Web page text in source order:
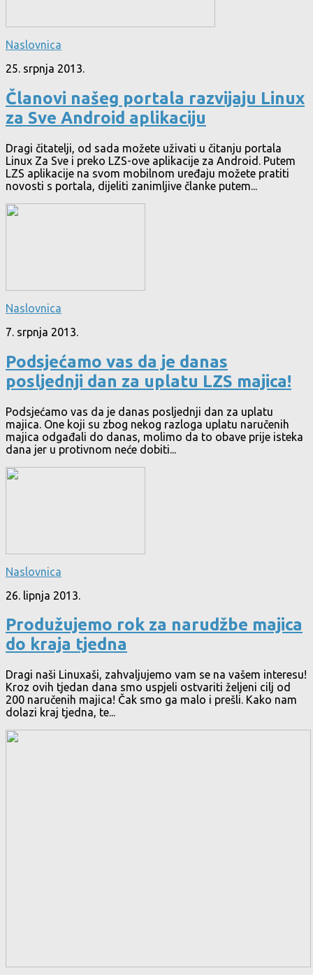
Naslovnica
25. srpnja 2013.
Članovi našeg portala razvijaju Linux
za Sve Android aplikaciju
Dragi čitatelji, od sada možete uživati u čitanju portala
Linux Za Sve i preko LZS-ove aplikacije za Android. Putem
LZS aplikacije na svom mobilnom uređaju možete pratiti
novosti s portala, dijeliti zanimljive članke putem...
Naslovnica
7. srpnja 2013.
Podsjećamo vas da je danas
posljednji dan za uplatu LZS majica!
Podsjećamo vas da je danas posljednji dan za uplatu
majica. One koji su zbog nekog razloga uplatu naručenih
majica odgađali do danas, molimo da to obave prije isteka
dana jer u protivnom neće dobiti...
Naslovnica
26. lipnja 2013.
Produžujemo rok za narudžbe majica
do kraja tjedna
Dragi naši Linuxaši, zahvaljujemo vam se na vašem interesu!
Kroz ovih tjedan dana smo uspjeli ostvariti željeni cilj od
200 naručenih majica! Čak smo ga malo i prešli. Kako nam
dolazi kraj tjedna, te...